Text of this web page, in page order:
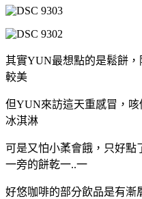
其實YUN最想點的是鬆餅
較美
但YUN來訪這天重感冒，
冰淇淋
可是又怕小葇會餓，只好點
一旁的餅乾一..一
好悠咖啡的部分飲品是有漸